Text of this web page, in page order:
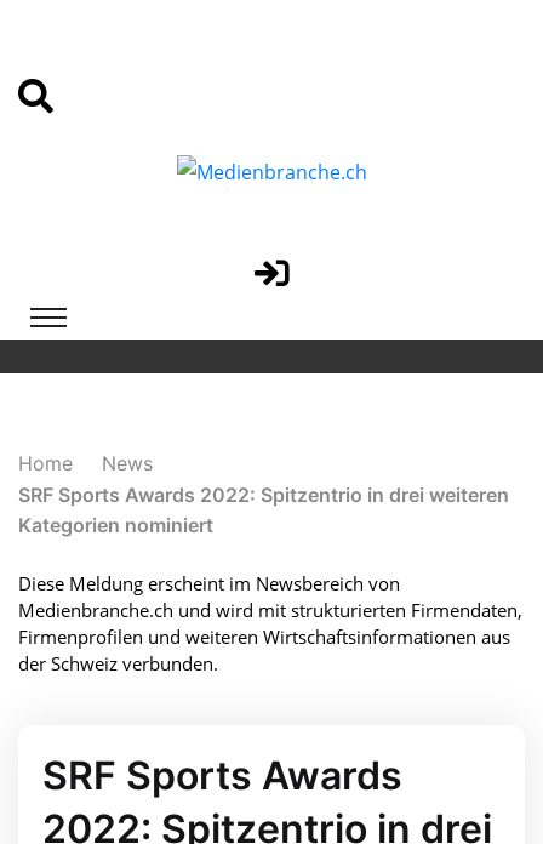
Home
News
SRF Sports Awards 2022: Spitzentrio in drei weiteren
Kategorien nominiert
Diese Meldung erscheint im Newsbereich von
Medienbranche.ch und wird mit strukturierten Firmendaten,
Firmenprofilen und weiteren Wirtschaftsinformationen aus
der Schweiz verbunden.
SRF Sports Awards
2022: Spitzentrio in drei